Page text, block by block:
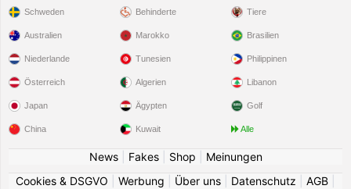
Schweden Behinderte Tiere
Australien
Niederlande
Österreich
Japan
China
Marokko
Tunesien
Algerien
Ägypten
Kuwait
Brasilien
Philippinen
Libanon
Golf
Alle
News| Fakes| Shop
Meinungen
Cookies & DSGVO
Werbung Über uns Datenschutz AGB